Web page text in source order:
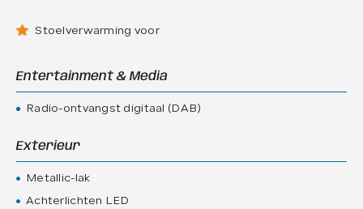
Stoelverwarming voor
Entertainment & Media
Radio-ontvangst digitaal (DAB)
Exterieur
Metallic-lak
Achterlichten LED